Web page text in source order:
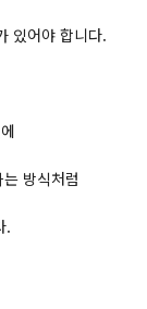
있어야 합니다.
방식처럼
.